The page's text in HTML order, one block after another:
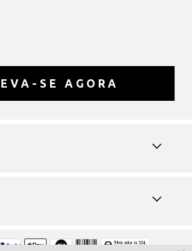
SE AGORA